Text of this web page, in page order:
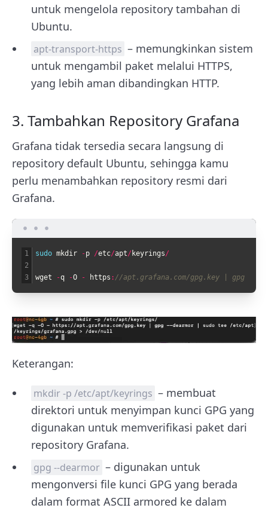
untuk mengelola repository tambahan di
Ubuntu.
apt-transport-https – memungkinkan sistem
untuk mengambil paket melalui HTTPS,
yang lebih aman dibandingkan HTTP.
3. Tambahkan Repository Grafana
Grafana tidak tersedia secara langsung di
repository default Ubuntu, sehingga kamu
perlu menambahkan repository resmi dari
Grafana.
1
2
3
sudo mkdir -p /etc/apt/ keyrings/
wget -q -O - https : //apt.grafana.com/gpg.key | gpg --
Keterangan:
mkdir -p /etc/apt/keyrings – membuat
direktori untuk menyimpan kunci GPG yang
digunakan untuk memverifikasi paket dari
repository Grafana.
gpg --dearmor – digunakan untuk
mengonversi file kunci GPG yang berada
dalam format ASCII armored ke dalam